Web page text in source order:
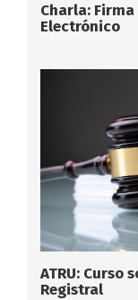
Charla:
Electrónico
ATRU: Curso
Registral